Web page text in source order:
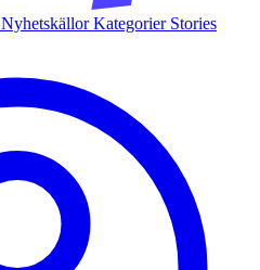
NyhetskällorKategorier Stories